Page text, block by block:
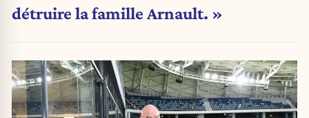
détruire la famille Arnault. »